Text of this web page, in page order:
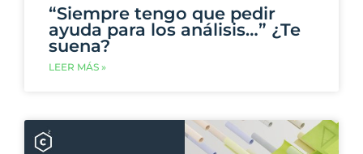
“Siempre tengo que pedir
ayuda para los análisis…” ¿Te
suena?
LEER MÁS »